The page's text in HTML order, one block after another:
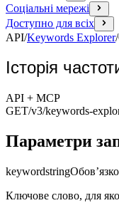
Соціальні мережі
Доступно для всіх
API/Keywords Explorer/
Історія
API + MCP
GET/v3/keywords-
Параметри
keywordstring
Ключове слово, для